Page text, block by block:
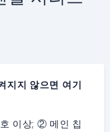
지지 않으면 여기
이상; ② 메인 칩